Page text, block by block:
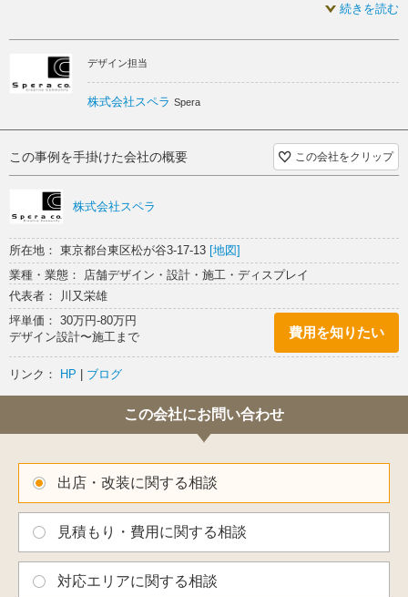
続きを読む
デザイン担当
株式会社スペラ Spera
この事例を手掛けた会社の概要 この会社をクリップ
株式会社スペラ
所在地： 東京都台東区松が谷3-17-13 [地図]
業種・業態： 店舗デザイン・設計・施工・ディスプレイ
代表者： 川又栄雄
坪単価： 30万円-80万円
デザイン設計〜施工まで
費用を知りたい
リンク： HP | ブログ
この会社にお問い合わせ
出店・改装に関する相談
見積もり・費用に関する相談
対応エリアに関する相談